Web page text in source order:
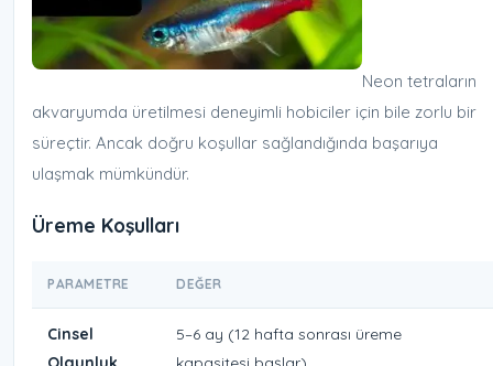
Neon tetraların
akvaryumda üretilmesi deneyimli hobiciler için bile zorlu bir
süreçtir. Ancak doğru koşullar sağlandığında başarıya
ulaşmak mümkündür.
Üreme Koşulları
PARAMETRE DEĞER
Cinsel
5–6 ay (12 hafta sonrası üreme